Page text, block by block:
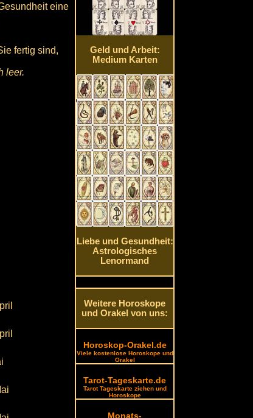
eine
fertig sind,
leer.
Geld und Arbeit:
Medium Karten
Liebe und Gesundheit:
Astrologisches
Lenormand
Weitere Horoskope
und Orakel von uns:
Horoskop-Orakel.de
Viele kostenlose Horoskope und
Orakel
Tarot-Tageskarte.de
Tarot Tageskarte ziehen und
Horoskope
Monats-